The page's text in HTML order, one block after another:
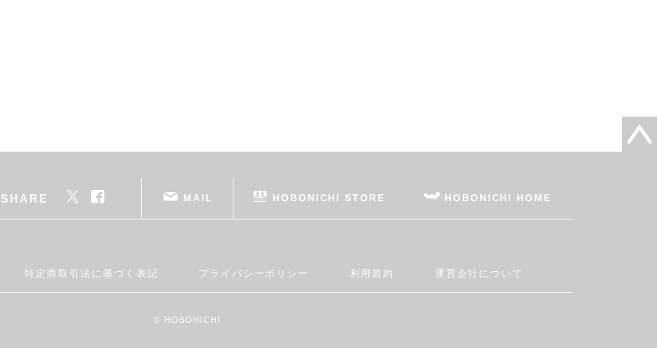
SHARE MAIL HOBONICHI STORE HOBONICHI HOME
特定商取引法に基づく表記 プライバシーポリシー 利用規約 運営会社について
© HOBONICHI